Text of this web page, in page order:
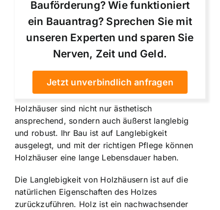
Bauförderung? Wie funktioniert
ein Bauantrag? Sprechen Sie mit
unseren Experten und sparen Sie
Nerven, Zeit und Geld.
Jetzt unverbindlich anfragen
Holzhäuser sind nicht nur ästhetisch
ansprechend, sondern auch äußerst langlebig
und robust. Ihr Bau ist auf Langlebigkeit
ausgelegt, und mit der richtigen Pflege können
Holzhäuser eine lange Lebensdauer haben.
Die Langlebigkeit von Holzhäusern ist auf die
natürlichen Eigenschaften des Holzes
zurückzuführen. Holz ist ein nachwachsender